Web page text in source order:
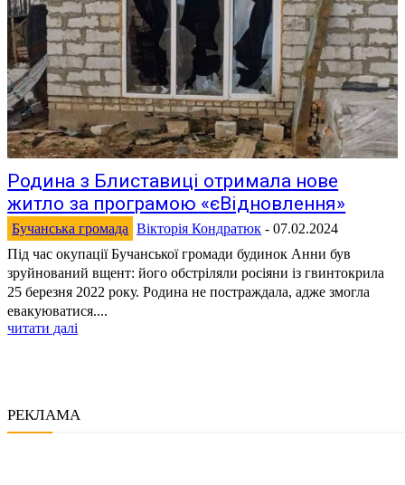
Родина з Блиставиці отримала нове
житло за програмою «єВідновлення»
Бучанська громада Вікторія Кондратюк - 07.02.2024
Під час окупації Бучанської громади будинок Анни був
зруйнований вщент: його обстріляли росіяни із гвинтокрила
25 березня 2022 року. Родина не постраждала, адже змогла
евакуюватися....
читати далі
РЕКЛАМА